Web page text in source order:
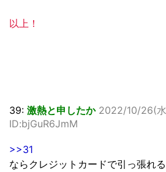
以上！
39: 激熱と申したか 2022/10/26(
ID:bjGuR6JmM
>>31
ならクレジットカードで引っ張れ